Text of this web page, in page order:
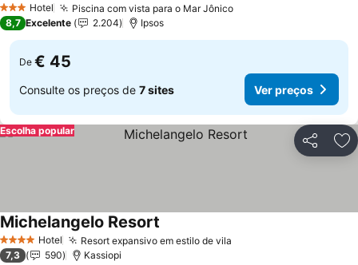
3 EstrelasHotel Piscina com vista para o Mar Jônico
8,7 Excelente 2.204 Ipsos
De € 45
Consulte os preços de 7 sites Ver preços
Partilhar
Escolha popular
4 EstrelasHotel Resort expansivo em estilo de vila
Michelangelo Resort
7,3 590 Kassiopi